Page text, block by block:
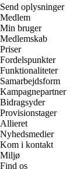
Send oplysninger
Medlem
Min bruger
Medlemskab
Priser
Fordelspunkter
Funktionaliteter
Samarbejdsform
Kampagnepartner
Bidragsyder
Provisionstager
Allieret
Nyhedsmedier
Kom i kontakt
Miljø
Find os